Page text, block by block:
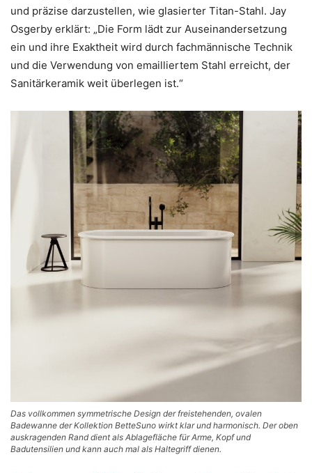
und präzise darzustellen, wie glasierter Titan-Stahl. Jay
Osgerby erklärt: „Die Form lädt zur Auseinandersetzung
ein und ihre Exaktheit wird durch fachmännische Technik
und die Verwendung von emailliertem Stahl erreicht, der
Sanitärkeramik weit überlegen ist.“
Das vollkommen symmetrische Design der freistehenden, ovalen
Badewanne der Kollektion BetteSuno wirkt klar und harmonisch. Der oben
auskragenden Rand dient als Ablagefläche für Arme, Kopf und
Badutensilien und kann auch mal als Haltegriff dienen.